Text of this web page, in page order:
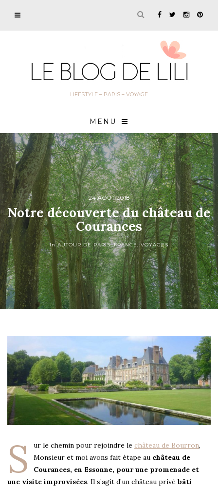
LIFESTYLE – PARIS – VOYAGE
MENU
24 AOÛT 2018
Notre découverte du château de
Courances
InAUTOUR DE PARIS,FRANCE,VOYAGES
S ur le chemin pour rejoindre le château de Bourron,
Monsieur et moi avons fait étape au château de
Courances, en Essonne, pour une promenade et
une visite improvisées. Il s’agit d’un château privé bâti